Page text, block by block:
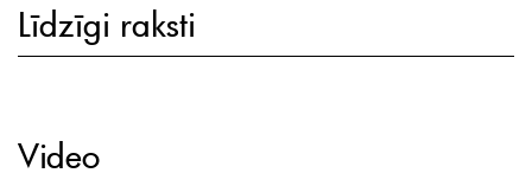
Līdzīgi raksti
Video